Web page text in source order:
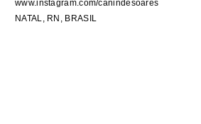
www.instagram.com/canindesoares
NATAL, RN, BRASIL